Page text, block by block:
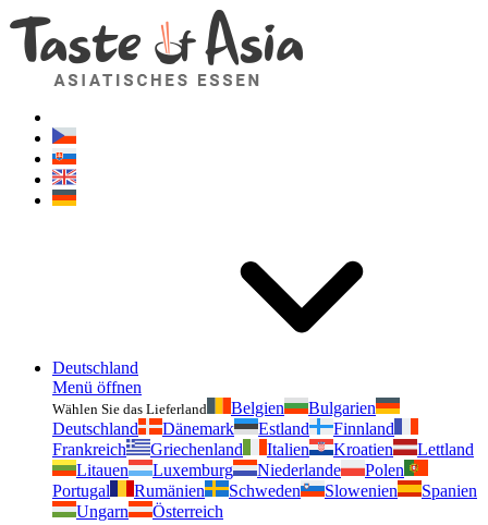
Deutschland
Menü öffnen
Wählen Sie das Lieferland Belgien
Bulgarien
Deutschland
Dänemark Estland
Finnland
Frankreich
Griechenland Italien Kroatien
Lettland
Litauen
Luxemburg Niederlande
Polen
Portugal
Rumänien Schweden Slowenien
Spanien
Ungarn
Österreich
Geschmackvonasien.de
Zögern Sie nicht zu fragen. Ich bin für Sie da!